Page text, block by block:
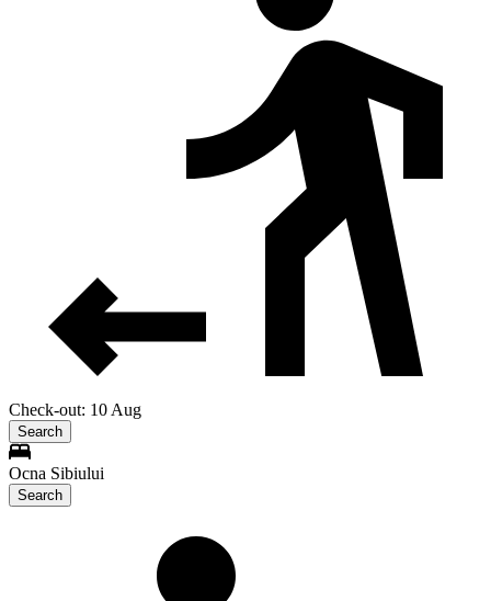
Check-out: 10 Aug
Search
Ocna Sibiului
Search